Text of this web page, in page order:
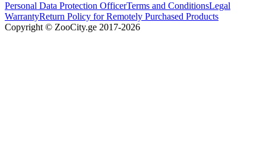
Personal Data Protection OfficerTerms and ConditionsLegal
WarrantyReturn Policy for Remotely Purchased Products
Copyright © ZooCity.ge 2017-2026